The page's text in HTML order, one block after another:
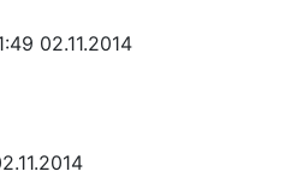
02.11.2014